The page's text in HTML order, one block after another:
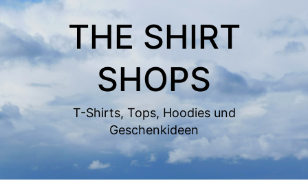
Zum
Inhalt
springen
THE SHIRT
SHOPS
T-Shirts, Tops, Hoodies und
Geschenkideen